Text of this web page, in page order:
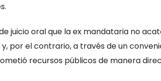
juicio oral que la ex mandataria no
por el contrario, a través de un
recursos públicos de manera